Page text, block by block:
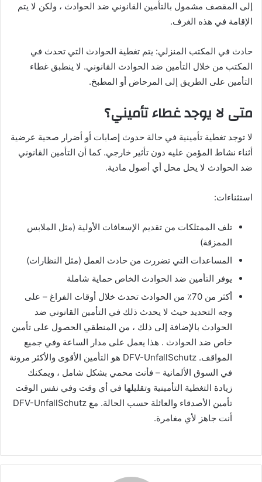
إلى المقصف مشمول بالتأمين القانوني ضد الحوادث ، ولكن لا يتم
الإقامة في هذه الغرف.
حادث في المكتب المنزلي: يتم تغطية الحوادث التي تحدث في
المكتب من خلال التأمين ضد الحوادث القانوني. لا ينطبق غطاء
التأمين على الطريق إلى المرحاض أو المطبخ.
متى لا يوجد غطاء تأميني؟
لا توجد تغطية تأمينية في حالة حدوث إصابات أو أضرار صحية عرضية
أثناء نشاط المؤمن عليه دون تأثير خارجي. كما أن التأمين القانوني
ضد الحوادث لا يحل محل أي أصول مادية.
استثناءات:
تلف الممتلكات من تقديم الإسعافات الأولية (مثل الملابس
الممزقة)
المساعدات التي تضررت من حادث العمل (مثل النظارات)
يوفر التأمين ضد الحوادث الخاص حماية شاملة
أكثر من 70٪ من الحوادث تحدث خلال أوقات الفراغ – على
وجه التحديد حيث لا يحدث ذلك في التأمين القانوني ضد
الحوادث بالإضافة إلى ذلك ، من المنطقي الحصول على تأمين
خاص ضد الحوادث . هذا يعمل على مدار الساعة وفي جميع
المواقف. DFV-UnfallSchutz هو التأمين الأقوى والأكثر مرونة
في السوق الألمانية – فأنت محمي بشكل شامل ، ويمكنك
زيادة التغطية التأمينية وتقليلها في أي وقت وفي نفس الوقت
تأمين الأصدقاء والعائلة حسب الحالة. مع DFV-UnfallSchutz
أنت جاهز لأي مغامرة.